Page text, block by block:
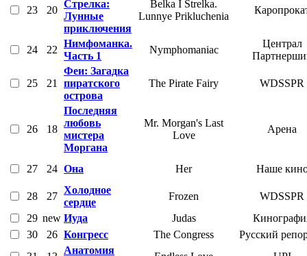
23 20
Стрелка:
Лунные
приключения
Belka I Strelka.
Lunnye Prikluchenia
24 22
Нимфоманка.
Часть 1
Nymphomaniac
Централ
25 21
Феи: Загадка
пиратского
острова
The Pirate Fairy WDSSPR
26 18
Последняя
любовь
мистера
Моргана
Mr. Morgan's Last
Love
Арена
27 24 Она Her Наше
28 27
Холодное
сердце
Frozen
WDSSPR
29 new Иуда Judas
30
26 Конгресс The Congress
Русский
Анатомия